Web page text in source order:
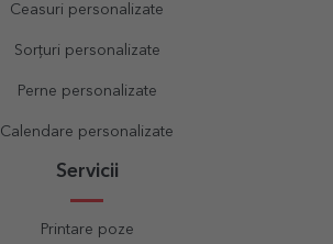
Ceasuri personalizate
Sorțuri personalizate
Perne personalizate
Calendare personalizate
Servicii
Printare poze